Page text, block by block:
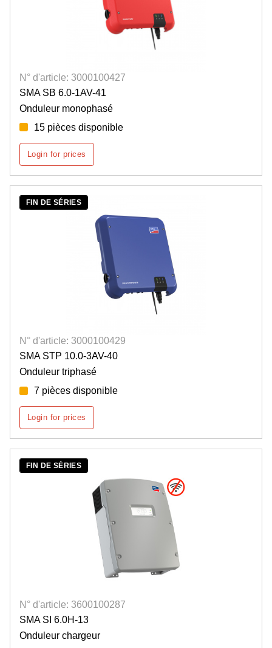
N° d'article: 3000100427
SMA SB 6.0-1AV-41
Onduleur monophasé
15 pièces disponible
Login for prices
FIN DE SÉRIES
N° d'article: 3000100429
SMA STP 10.0-3AV-40
Onduleur triphasé
7 pièces disponible
Login for prices
FIN DE SÉRIES
N° d'article: 3600100287
SMA SI 6.0H-13
Onduleur chargeur